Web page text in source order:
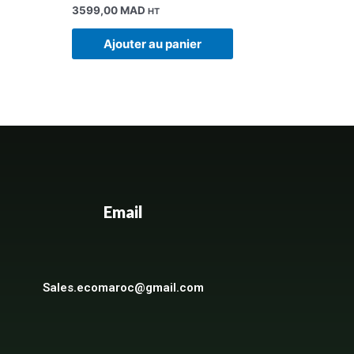
3599,00MAD HT
Ajouter au panier
Email
Sales.ecomaroc@gmail.com